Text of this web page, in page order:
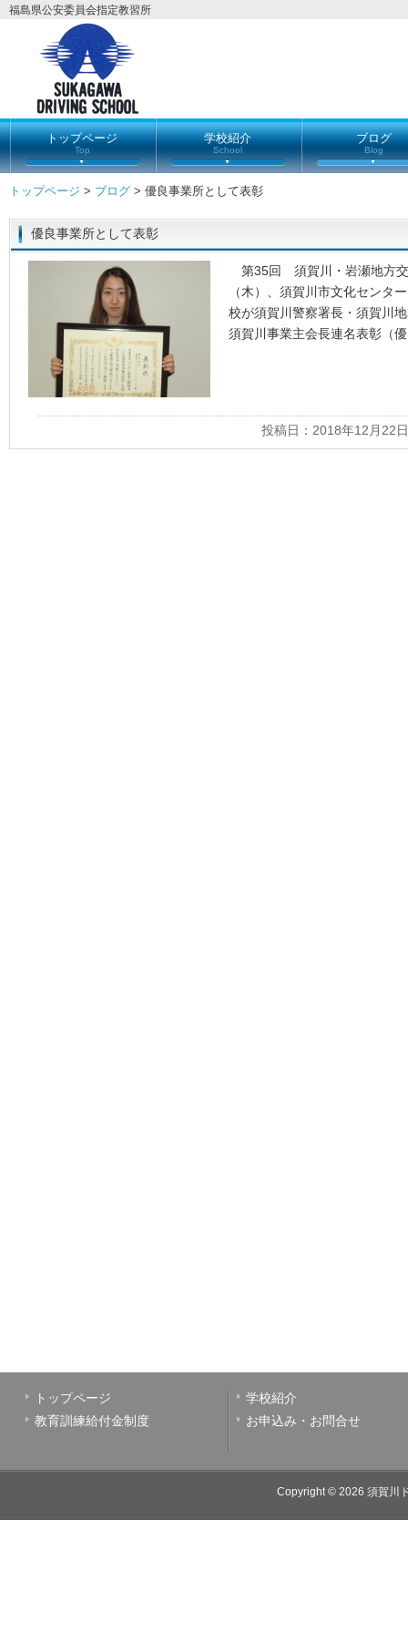
福島県公安委員会指定教習所
トップページ
Top
学校紹介
School
ブログ
Blog
トップページ > ブログ > 優良事業所として表彰
優良事業所として表彰
第35回 須賀川・岩瀬地方交
（木）、須賀川市文化センタ
校が須賀川警察署長・須賀川
須賀川事業主会長連名表彰（
投稿日：2018年12月22日
トップページ
学校紹介
教育訓練給付金制度
お申込み・お問合せ
Copyright © 2026 須賀川